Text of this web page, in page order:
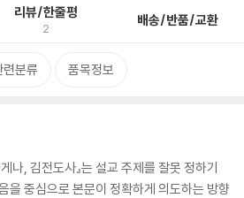
리뷰/한줄평
2 배송/반품/교환
련분류 품목정보
나, 김전도사』는 설교 주제를 잘못 정하기
을 중심으로 본문이 정확하게 의도하는 방향